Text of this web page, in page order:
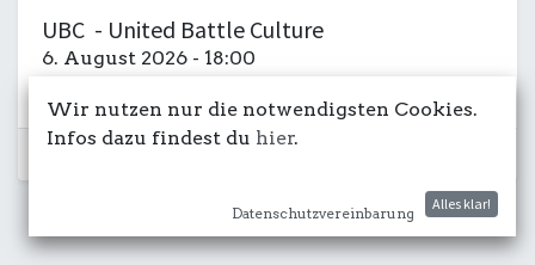
UBC - United Battle Culture
6. August 2026 - 18:00
Wir nutzen nur die notwendigsten Cookies.
Infos dazu findest du hier.
Datenschutzvereinbarung
Alles klar!